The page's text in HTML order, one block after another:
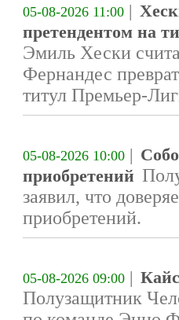
05-08-2026 11:00 |
претендентом на
Эмиль Хески
Фернандес
титул Премьер-
05-08-2026 10:00 |
приобретений
заявил, что
приобретений.
05-08-2026 09:00 |
Полузащитник